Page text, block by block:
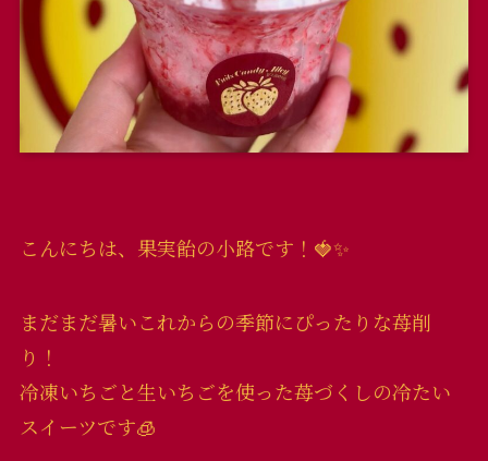
こんにちは、果実飴の小路です！🍓✨
まだまだ暑いこれからの季節にぴったりな苺削
り！
冷凍いちごと生いちごを使った苺づくしの冷たい
スイーツです🧊